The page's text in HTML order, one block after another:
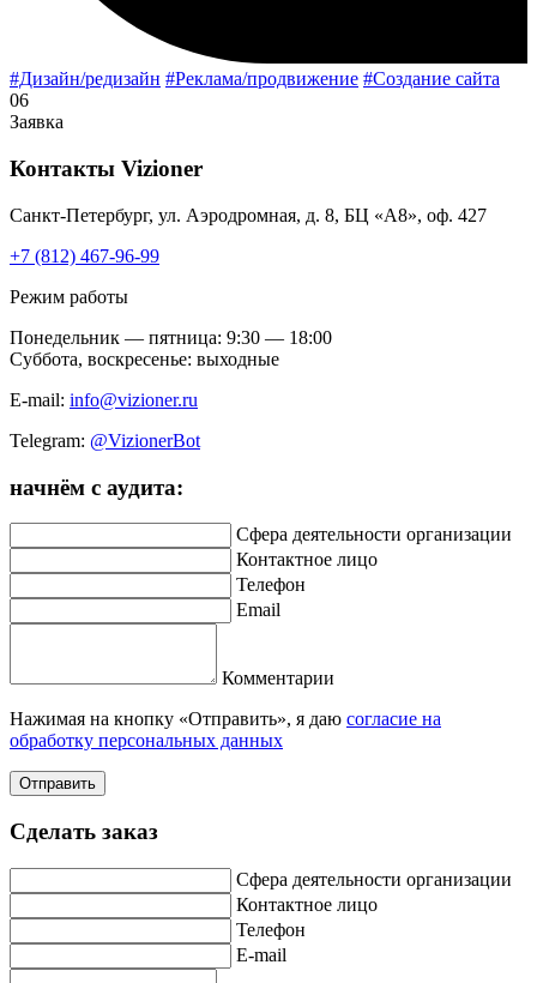
#Дизайн/редизайн #Реклама/продвижение #Создание сайта
06
Заявка
Контакты Vizioner
Санкт-Петербург, ул. Аэродромная, д. 8, БЦ «А8», оф. 427
+7 (812) 467-96-99
Режим работы
Понедельник — пятница: 9:30 — 18:00
Суббота, воскресенье: выходные
E-mail: info@vizioner.ru
Telegram: @VizionerBot
начнём с аудита:
Сфера деятельности организации
Контактное лицо
Телефон
Email
Комментарии
Нажимая на кнопку «Отправить», я даю согласие на
обработку персональных данных
Отправить
Сделать заказ
Сфера деятельности организации
Контактное лицо
Телефон
E-mail